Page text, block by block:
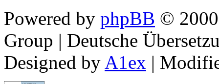
Powered by phpBB ©
Group | Deutsche
Designed by A1ex |